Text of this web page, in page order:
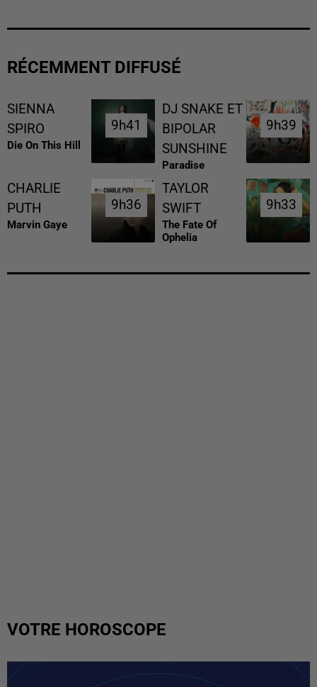
RÉCEMMENT DIFFUSÉ
SIENNA
SPIRO
Die On This Hill
9h41
9h41
DJ SNAKE ET
BIPOLAR
SUNSHINE
Paradise
9h39
9h39
CHARLIE
PUTH
Marvin Gaye
9h36
9h36
TAYLOR
SWIFT
The Fate Of
Ophelia
9h33
9h33
VOTRE HOROSCOPE